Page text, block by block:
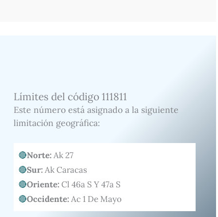
Límites del código 111811
Este número está asignado a la siguiente
limitación geográfica:
Norte:Ak 27
Sur:Ak Caracas
Oriente:Cl 46a S Y 47a S
Occidente:Ac 1 De Mayo